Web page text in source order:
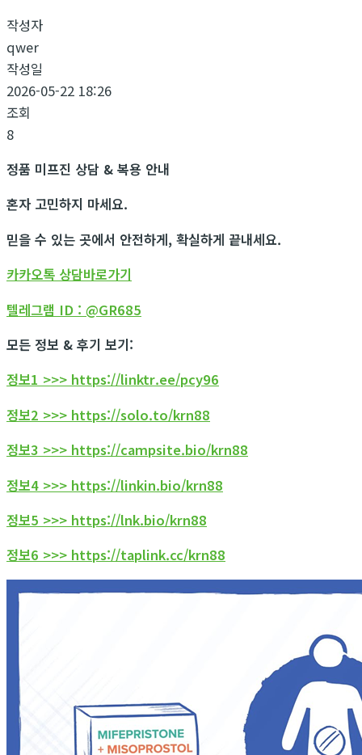
작성자
qwer
작성일
2026-05-22 18:26
조회
8
정품 미프진 상담 & 복용 안내
혼자 고민하지 마세요.
믿을 수 있는 곳에서 안전하게, 확실하게 끝내세요.
카카오톡 상담바로가기
텔레그램 ID : @GR685
모든 정보 & 후기 보기:
정보1 >>> https://linktr.ee/pcy96
정보2 >>> https://solo.to/krn88
정보3 >>> https://campsite.bio/krn88
정보4 >>> https://linkin.bio/krn88
정보5 >>> https://lnk.bio/krn88
정보6 >>> https://taplink.cc/krn88